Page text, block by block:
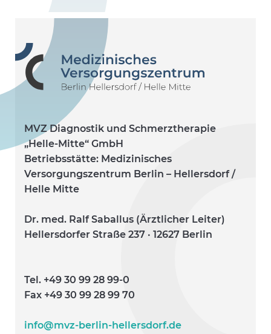
MVZ Diagnostik und Schmerztherapie
„Helle-Mitte“ GmbH
Betriebsstätte: Medizinisches
Versorgungszentrum Berlin – Hellersdorf /
Helle Mitte
Dr. med. Ralf Saballus (Ärztlicher Leiter)
Hellersdorfer Straße 237 · 12627 Berlin
Tel. +49 30 99 28 99-0
Fax +49 30 99 28 99 70
info@mvz-berlin-hellersdorf.de